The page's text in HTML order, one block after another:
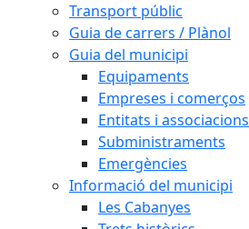
Transport públic
Guia de carrers / Plànol
Guia del municipi
Equipaments
Empreses i comerços
Entitats i associacions
Subministraments
Emergències
Informació del municipi
Les Cabanyes